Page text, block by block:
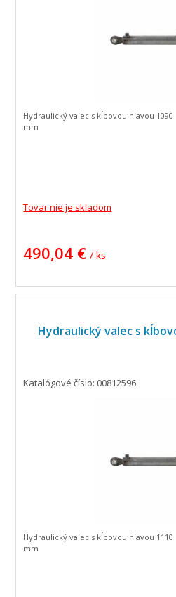
Tovar nie je skladom
490,04 € / ks
Hydraulický valec s kĺbovou hlavou 1090
mm
Hydraulický valec s
Katalógové číslo: 00812596
Hydraulický valec s kĺbovou hlavou 1110
mm